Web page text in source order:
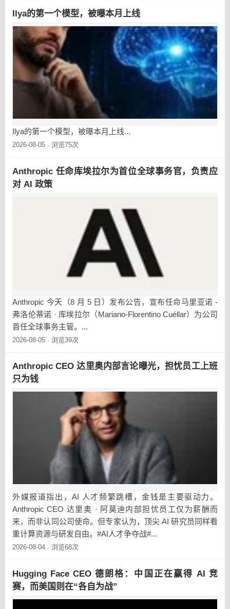
Ilya的第一个模型，被曝本月上线
Ilya的第一个模型，被曝本月上线...
2026-08-05 · 浏览75次
Anthropic 任命库埃拉尔为首位全球事务官，负责应
对 AI 政策
Anthropic 今天（8 月 5 日）发布公告，宣布任命马里亚诺 -
弗洛伦蒂诺 · 库埃拉尔（Mariano-Florentino Cuéllar）为公司
首任全球事务主管。...
2026-08-05 · 浏览39次
Anthropic CEO 达里奥内部言论曝光，担忧员工上班
只为钱
外媒报道指出，AI 人才频繁跳槽，金钱是主要驱动力。
Anthropic CEO 达里奥 · 阿莫迪内部担忧员工仅为薪酬而
来，而非认同公司使命。但专家认为，顶尖 AI 研究员同样看
重计算资源与研发自由。#AI人才争夺战#...
2026-08-04 · 浏览68次
Hugging Face CEO 德朗格：中国正在赢得 AI 竞
赛，而美国则在“各自为战”